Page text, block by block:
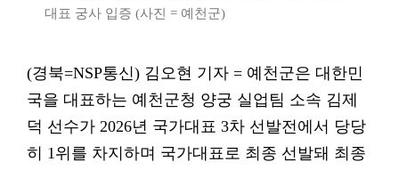
대표 궁사 입증 (사진 = 예천군)
(경북=NSP통신) 김오현 기자 = 예천군은 대한민
국을 대표하는 예천군청 양궁 실업팀 소속 김제
덕 선수가 2026년 국가대표 3차 선발전에서 당당
히 1위를 차지하며 국가대표로 최종 선발돼 최종